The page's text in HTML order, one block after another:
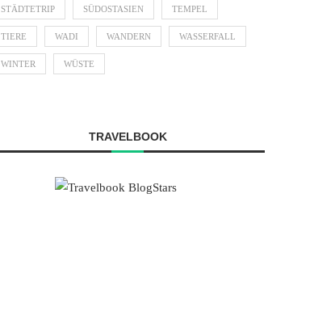
STÄDTETRIP SÜDOSTASIEN TEMPEL
TIERE WADI WANDERN WASSERFALL
WINTER WÜSTE
TRAVELBOOK